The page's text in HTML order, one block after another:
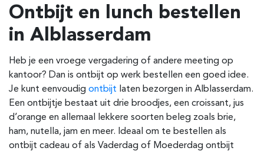
Ontbijt en lunch bestellen
in Alblasserdam
Heb je een vroege vergadering of andere meeting op
kantoor? Dan is ontbijt op werk bestellen een goed idee.
Je kunt eenvoudig ontbijt laten bezorgen in Alblasserdam.
Een ontbijtje bestaat uit drie broodjes, een croissant, jus
d’orange en allemaal lekkere soorten beleg zoals brie,
ham, nutella, jam en meer. Ideaal om te bestellen als
ontbijt cadeau of als Vaderdag of Moederdag ontbijt